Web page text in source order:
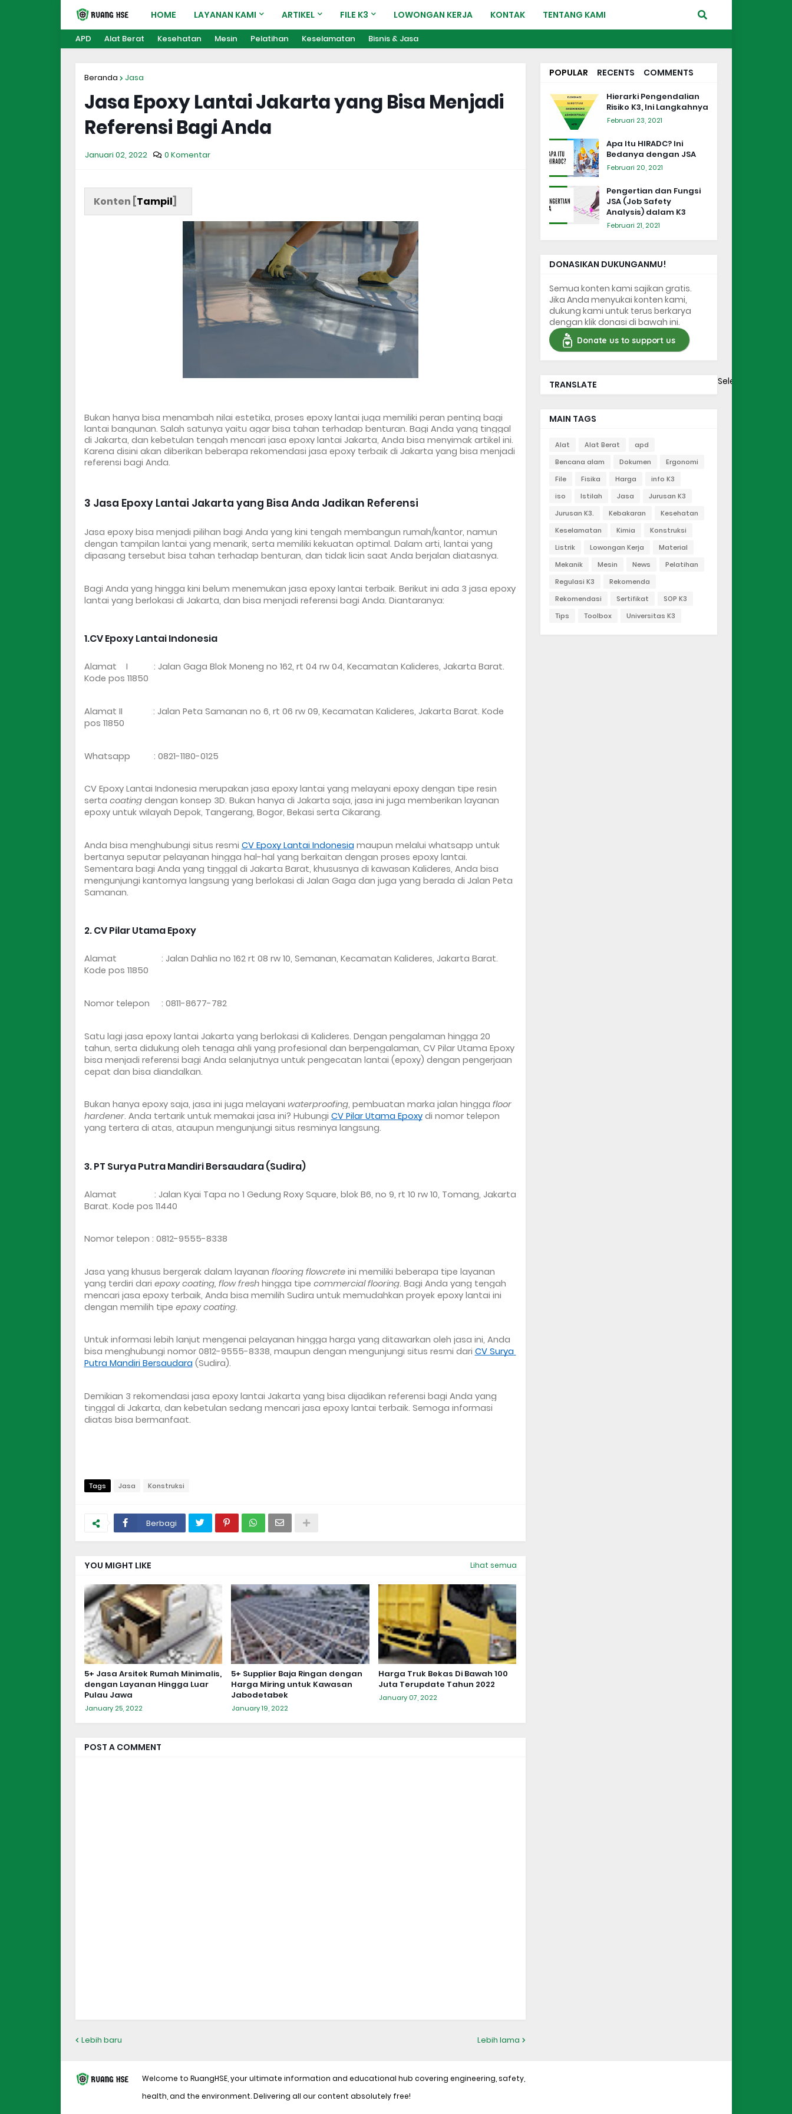
HOME LAYANAN KAMI ARTIKEL FILE K3 LOWONGAN KERJA KONTAK TENTANG KAMI
APD Alat Berat Kesehatan Mesin Pelatihan Keselamatan Bisnis & Jasa
Beranda Jasa
Jasa Epoxy Lantai Jakarta yang Bisa Menjadi
Referensi Bagi Anda
Januari 02, 2022 0 Komentar
Konten [Tampil]
Bukan hanya bisa menambah nilai estetika, proses epoxy lantai juga memiliki peran penting bagi
lantai bangunan. Salah satunya yaitu agar bisa tahan terhadap benturan. Bagi Anda yang tinggal
di Jakarta, dan kebetulan tengah mencari jasa epoxy lantai Jakarta, Anda bisa menyimak artikel ini.
Karena disini akan diberikan beberapa rekomendasi jasa epoxy terbaik di Jakarta yang bisa menjadi
referensi bagi Anda.
3 Jasa Epoxy Lantai Jakarta yang Bisa Anda Jadikan Referensi
Jasa epoxy bisa menjadi pilihan bagi Anda yang kini tengah membangun rumah/kantor, namun
dengan tampilan lantai yang menarik, serta memiliki kekuatan optimal. Dalam arti, lantai yang
dipasang tersebut bisa tahan terhadap benturan, dan tidak licin saat Anda berjalan diatasnya.
Bagi Anda yang hingga kini belum menemukan jasa epoxy lantai terbaik. Berikut ini ada 3 jasa epoxy
lantai yang berlokasi di Jakarta, dan bisa menjadi referensi bagi Anda. Diantaranya:
1.CV Epoxy Lantai Indonesia
Alamat    I           : Jalan Gaga Blok Moneng no 162, rt 04 rw 04, Kecamatan Kalideres, Jakarta Barat.
Kode pos 11850
Alamat II             : Jalan Peta Samanan no 6, rt 06 rw 09, Kecamatan Kalideres, Jakarta Barat. Kode
pos 11850
Whatsapp          : 0821-1180-0125
CV Epoxy Lantai Indonesia merupakan jasa epoxy lantai yang melayani epoxy dengan tipe resin
serta coating dengan konsep 3D. Bukan hanya di Jakarta saja, jasa ini juga memberikan layanan
epoxy untuk wilayah Depok, Tangerang, Bogor, Bekasi serta Cikarang.
Anda bisa menghubungi situs resmi CV Epoxy Lantai Indonesia maupun melalui whatsapp untuk
bertanya seputar pelayanan hingga hal-hal yang berkaitan dengan proses epoxy lantai.
Sementara bagi Anda yang tinggal di Jakarta Barat, khususnya di kawasan Kalideres, Anda bisa
mengunjungi kantornya langsung yang berlokasi di Jalan Gaga dan juga yang berada di Jalan Peta
Samanan.
2. CV Pilar Utama Epoxy
Alamat                   : Jalan Dahlia no 162 rt 08 rw 10, Semanan, Kecamatan Kalideres, Jakarta Barat.
Kode pos 11850
Nomor telepon     : 0811-8677-782
Satu lagi jasa epoxy lantai Jakarta yang berlokasi di Kalideres. Dengan pengalaman hingga 20
tahun, serta didukung oleh tenaga ahli yang profesional dan berpengalaman, CV Pilar Utama Epoxy
bisa menjadi referensi bagi Anda selanjutnya untuk pengecatan lantai (epoxy) dengan pengerjaan
cepat dan bisa diandalkan.
Bukan hanya epoxy saja, jasa ini juga melayani waterproofing, pembuatan marka jalan hingga floor
hardener. Anda tertarik untuk memakai jasa ini? Hubungi CV Pilar Utama Epoxy di nomor telepon
yang tertera di atas, ataupun mengunjungi situs resminya langsung.
3. PT Surya Putra Mandiri Bersaudara (Sudira)
Alamat                : Jalan Kyai Tapa no 1 Gedung Roxy Square, blok B6, no 9, rt 10 rw 10, Tomang, Jakarta
Barat. Kode pos 11440
Nomor telepon : 0812-9555-8338
Jasa yang khusus bergerak dalam layanan flooring flowcrete ini memiliki beberapa tipe layanan
yang terdiri dari epoxy coating, flow fresh hingga tipe commercial flooring. Bagi Anda yang tengah
mencari jasa epoxy terbaik, Anda bisa memilih Sudira untuk memudahkan proyek epoxy lantai ini
dengan memilih tipe epoxy coating.
Untuk informasi lebih lanjut mengenai pelayanan hingga harga yang ditawarkan oleh jasa ini, Anda
bisa menghubungi nomor 0812-9555-8338, maupun dengan mengunjungi situs resmi dari CV Surya
Putra Mandiri Bersaudara (Sudira).
Demikian 3 rekomendasi jasa epoxy lantai Jakarta yang bisa dijadikan referensi bagi Anda yang
tinggal di Jakarta, dan kebetulan sedang mencari jasa epoxy lantai terbaik. Semoga informasi
diatas bisa bermanfaat.
Tags Jasa Konstruksi
Berbagi
YOU MIGHT LIKE Lihat semua
5+ Jasa Arsitek Rumah Minimalis,
dengan Layanan Hingga Luar
Pulau Jawa
January 25, 2022
5+ Supplier Baja Ringan dengan
Harga Miring untuk Kawasan
Jabodetabek
January 19, 2022
Harga Truk Bekas Di Bawah 100
Juta Terupdate Tahun 2022
January 07, 2022
POST A COMMENT
Lebih baru Lebih lama
POPULAR RECENTS COMMENTS
Hierarki Pengendalian
Risiko K3, Ini Langkahnya
Februari 23, 2021
Apa Itu HIRADC? Ini
Bedanya dengan JSA
Februari 20, 2021
Pengertian dan Fungsi
JSA (Job Safety
Analysis) dalam K3
Februari 21, 2021
DONASIKAN DUKUNGANMU!
Semua konten kami sajikan gratis.
Jika Anda menyukai konten kami,
dukung kami untuk terus berkarya
dengan klik donasi di bawah ini.
Donate us to support us
TRANSLATE Select Language
MAIN TAGS
Alat Alat Berat
apd
Bencana alam
Dokumen
Ergonomi
File
Fisika Harga
info K3
iso
Istilah Jasa
Jurusan K3
Jurusan K3.
Kebakaran
Kesehatan
Keselamatan
Kimia
Konstruksi
Listrik
Lowongan Kerja
Material
Mekanik
Mesin News
Pelatihan
Regulasi K3
Rekomenda
Rekomendasi
Sertifikat
SOP K3
Tips
Toolbox Universitas K3
Welcome to RuangHSE, your ultimate information and educational hub covering engineering, safety,
health, and the environment. Delivering all our content absolutely free!